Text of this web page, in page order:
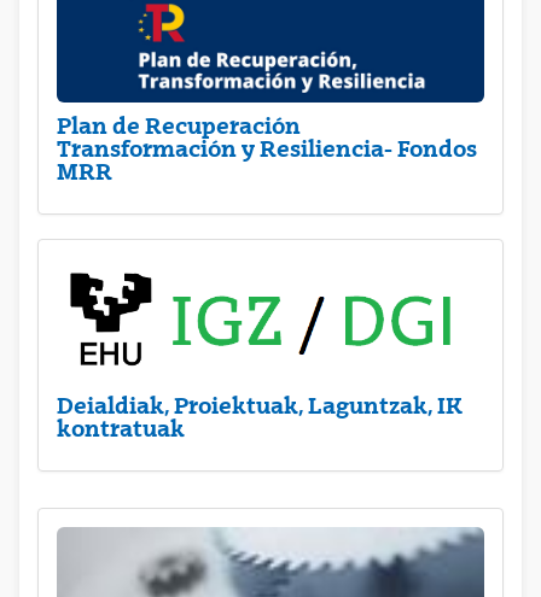
Plan de Recuperación
Transformación y Resiliencia- Fondos
MRR
Deialdiak, Proiektuak, Laguntzak, IK
kontratuak